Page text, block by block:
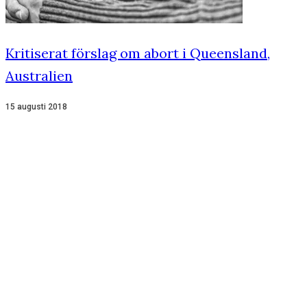
Kritiserat förslag om abort i Queensland,
Australien
15 augusti 2018